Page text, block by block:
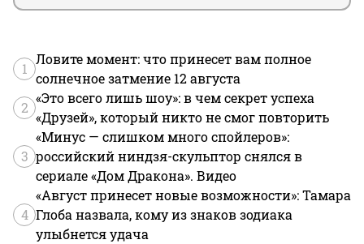
1
Ловите момент: что принесет вам полное
солнечное затмение 12 августа
2
«Это всего лишь шоу»: в чем секрет успеха
«Друзей», который никто не смог повторить
3
«Минус — слишком много спойлеров»:
российский ниндзя-скульптор снялся в
сериале «Дом Дракона». Видео
4
«Август принесет новые возможности»: Тамара
Глоба назвала, кому из знаков зодиака
улыбнется удача